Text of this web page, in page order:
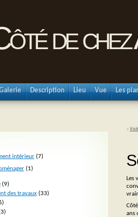
de chez
Description Lieu Vue Les
«
Les
ans
intérieur(7)
(1)
(9)
des travaux(33)